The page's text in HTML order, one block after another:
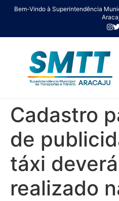
Bem-Vindo à Superintendência
Cadastro
de
táxi
realizado